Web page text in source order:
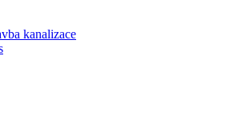
kanalizace